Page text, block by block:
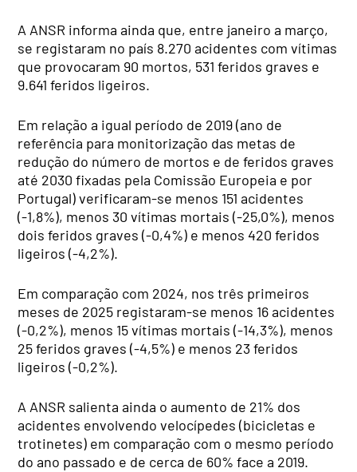
A ANSR informa ainda que, entre janeiro a março,
se registaram no país 8.270 acidentes com vítimas
que provocaram 90 mortos, 531 feridos graves e
9.641 feridos ligeiros.
Em relação a igual período de 2019 (ano de
referência para monitorização das metas de
redução do número de mortos e de feridos graves
até 2030 fixadas pela Comissão Europeia e por
Portugal) verificaram-se menos 151 acidentes
(-1,8%), menos 30 vítimas mortais (-25,0%), menos
dois feridos graves (-0,4%) e menos 420 feridos
ligeiros (-4,2%).
Em comparação com 2024, nos três primeiros
meses de 2025 registaram-se menos 16 acidentes
(-0,2%), menos 15 vítimas mortais (-14,3%), menos
25 feridos graves (-4,5%) e menos 23 feridos
ligeiros (-0,2%).
A ANSR salienta ainda o aumento de 21% dos
acidentes envolvendo velocípedes (bicicletas e
trotinetes) em comparação com o mesmo período
do ano passado e de cerca de 60% face a 2019.